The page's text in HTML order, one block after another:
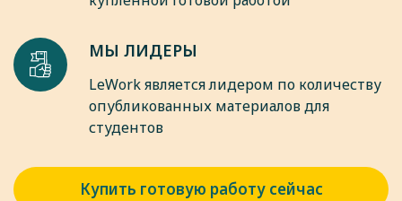
12. Ельцова О. М. Воспитание дошкольников в духе русских
Москва.: Издательство «Сфера», 2019.
13. Константинов, В. В. Методологические основы
для вузов / В. В. Константинов. — 2-е изд., испр. и доп. —
Юрайт, 2023. — 199 с.
МЫ ЛИДЕРЫ
LeWork является лидером по количеству
опубликованных материалов для
студентов
Купить готовую работу сейчас